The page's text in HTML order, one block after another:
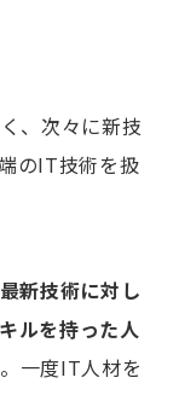
、次々に新技
のIT技術を扱
最新技術に対し
ルを持った人
。一度IT人材を